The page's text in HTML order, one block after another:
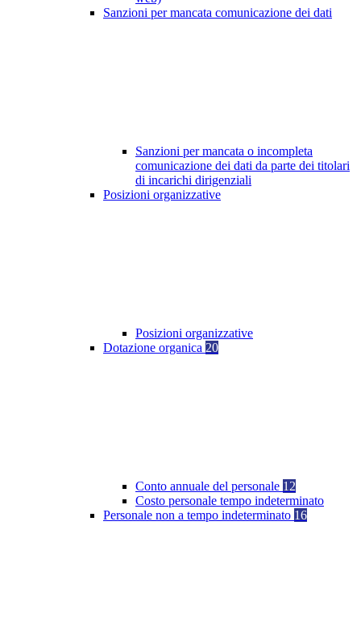
Sanzioni per mancata comunicazione dei dati
Sanzioni per mancata o incompleta
comunicazione dei dati da parte dei titolari
di incarichi dirigenziali
Posizioni organizzative
Posizioni organizzative
Dotazione organica 20
Conto annuale del personale 12
Costo personale tempo indeterminato
Personale non a tempo indeterminato 16